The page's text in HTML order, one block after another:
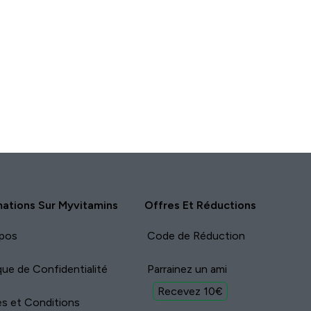
Sur Myvitamins
de Confidentialité
et Conditions
Offres Et Réductions
Code de Réduction
Parrainez un ami
Recevez 10€